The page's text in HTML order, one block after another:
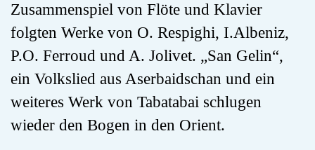
Zusammenspiel von Flöte und Klavier
folgten Werke von O. Respighi, I.Albeniz,
P.O. Ferroud und A. Jolivet. „San Gelin“,
ein Volkslied aus Aserbaidschan und ein
weiteres Werk von Tabatabai schlugen
wieder den Bogen in den Orient.